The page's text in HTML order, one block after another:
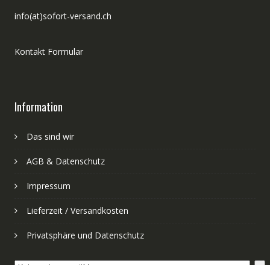
info(at)sofort-versand.ch
Kontakt Formular
Information
Das sind wir
AGB & Datenschutz
Impressum
Lieferzeit / Versandkosten
Privatsphäre und Datenschutz